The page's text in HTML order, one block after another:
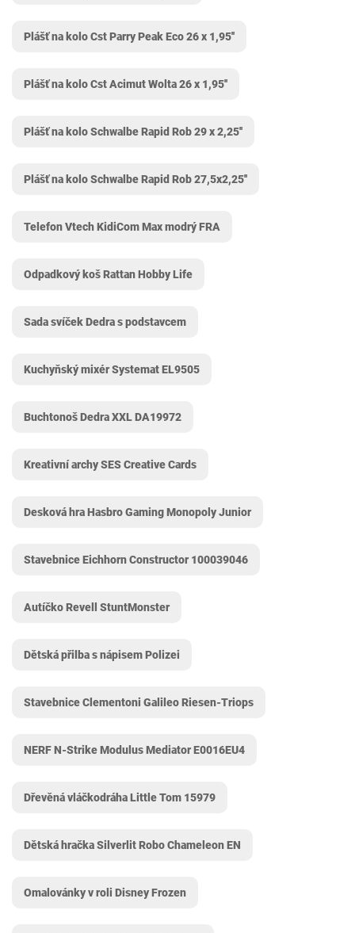
Plášť na kolo Cst Parry Peak Eco 26 x 1,95''
Plášť na kolo Cst Acimut Wolta 26 x 1,95''
Plášť na kolo Schwalbe Rapid Rob 29 x 2,25''
Plášť na kolo Schwalbe Rapid Rob 27,5x2,25''
Telefon Vtech KidiCom Max modrý FRA
Odpadkový koš Rattan Hobby Life
Sada svíček Dedra s podstavcem
Kuchyňský mixér Systemat EL9505
Buchtonoš Dedra XXL DA19972
Kreativní archy SES Creative Cards
Desková hra Hasbro Gaming Monopoly Junior
Stavebnice Eichhorn Constructor 100039046
Autíčko Revell StuntMonster
Dětská přilba s nápisem Polizei
Stavebnice Clementoni Galileo Riesen-Triops
NERF N-Strike Modulus Mediator E0016EU4
Dřevěná vláčkodráha Little Tom 15979
Dětská hračka Silverlit Robo Chameleon EN
Omalovánky v roli Disney Frozen